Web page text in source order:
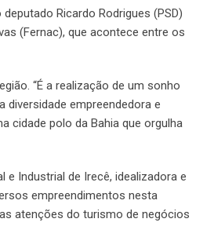
Ricardo Rodrigues (PSD)
(Fernac), que acontece entre os
“É a realização de um sonho
empreendedora e
cidade polo da Bahia que orgulha
Industrial de Irecê, idealizadora e
empreendimentos nesta
atenções do turismo de negócios